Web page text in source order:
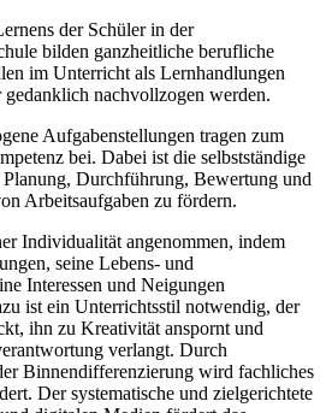
der Schüler in der
bilden ganzheitliche berufliche
im Unterricht als Lernhandlungen
gedanklich nachvollzogen werden.
Aufgabenstellungen tragen zum
bei. Dabei ist die selbstständige
Durchführung, Bewertung und
Arbeitsaufgaben zu fördern.
Individualität angenommen, indem
seine Lebens- und
Interessen und Neigungen
ist ein Unterrichtsstil notwendig, der
ihn zu Kreativität anspornt und
verlangt. Durch
Binnendifferenzierung wird fachliches
Der systematische und zielgerichtete